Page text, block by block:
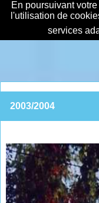
En poursuivant
l'utilisation de
services
2003/2004